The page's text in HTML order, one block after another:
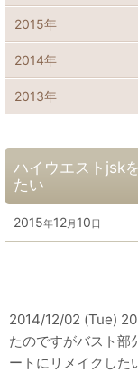
ハイウエストjsk
たい
2015年12月 10日
2014/12/02 (Tue)
たのですがバスト部
ートにリメイクした
2015年
2014年
2013年